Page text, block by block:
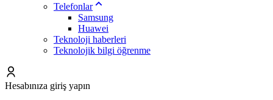
Telefonlar
Samsung
Huawei
Teknoloji haberleri
Teknolojik bilgi öğrenme
Hesabınıza giriş yapın